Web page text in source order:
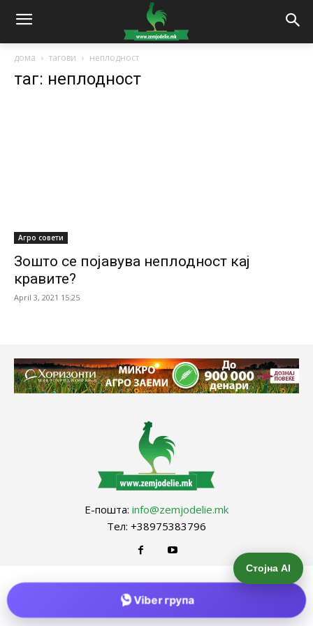
дома тагови неплодност
таг: неплодност
Агро совети
Зошто се појавува неплодност кај
кравите?
April 3, 2021 15:25
Е-пошта: info@zemjodelie.mk
Тел: +38975383796
Стојна AI
Viber група